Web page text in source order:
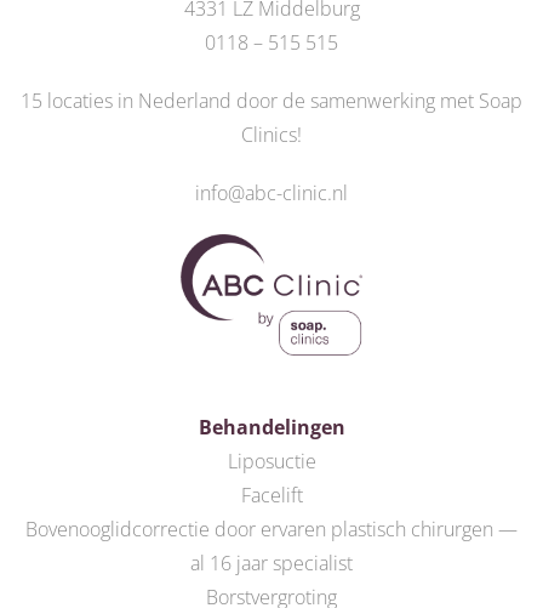
4331 LZ Middelburg
0118 – 515 515
15 locaties in Nederland door de samenwerking met Soap
Clinics!
info@abc-clinic.nl
Behandelingen
Liposuctie
Facelift
Bovenooglidcorrectie door ervaren plastisch chirurgen —
al 16 jaar specialist
Borstvergroting